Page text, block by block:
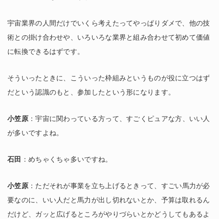
宇宙業界の人間だけでいくら考えたってやっぱりダメで、他の技
術との掛け合わせや、いろいろな業界と組み合わせて初めて価値
に転換できるはずです。
そういったときに、こういった枠組みというものが役に立つはず
だという認識のもと、参加したという形になります。
小笠原：宇宙に関わっている方って、すごくピュアな方、いい人
が多いですよね。
石田 ：めちゃくちゃ多いですね。
小笠原：ただそれが事業を立ち上げるときって、すごい馬力が必
要なのに、いい人だと馬力が出し切れないとか、予算は取れるん
だけど、ガッと広げるところがやりづらいとかどうしてもあるよ